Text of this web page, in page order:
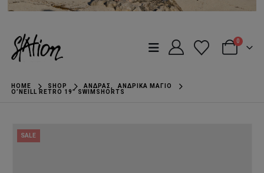
0
HOME SHOP ΆΝΔΡΑΣ,
ΑΝΔΡΙΚΆ ΜΑΓΙΌ
O’NEILL RETRO 19” SWIMSHORTS
SALE